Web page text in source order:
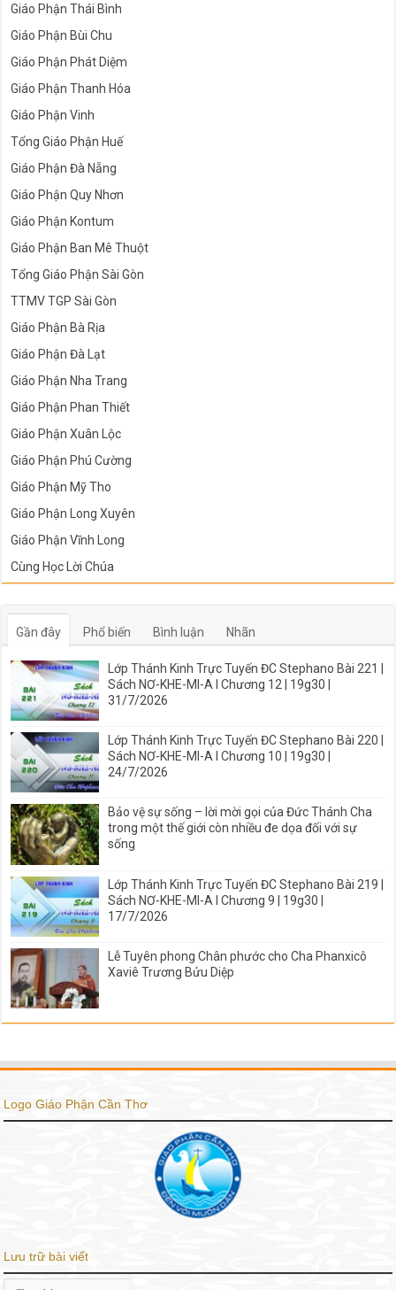
Giáo Phận Thái Bình
Giáo Phận Bùi Chu
Giáo Phận Phát Diệm
Giáo Phận Thanh Hóa
Giáo Phận Vinh
Tổng Giáo Phận Huế
Giáo Phận Đà Nẵng
Giáo Phận Quy Nhơn
Giáo Phận Kontum
Giáo Phận Ban Mê Thuột
Tổng Giáo Phận Sài Gòn
TTMV TGP Sài Gòn
Giáo Phận Bà Rịa
Giáo Phận Đà Lạt
Giáo Phận Nha Trang
Giáo Phận Phan Thiết
Giáo Phận Xuân Lộc
Giáo Phận Phú Cường
Giáo Phận Mỹ Tho
Giáo Phận Long Xuyên
Giáo Phận Vĩnh Long
Cùng Học Lời Chúa
Gần đây Phổ biến Bình luận Nhãn
Lớp Thánh Kinh Trực Tuyến ĐC Stephano Bài 221 |
Sách NƠ-KHE-MI-A I Chương 12 | 19g30 |
31/7/2026
Lớp Thánh Kinh Trực Tuyến ĐC Stephano Bài 220 |
Sách NƠ-KHE-MI-A I Chương 10 | 19g30 |
24/7/2026
Bảo vệ sự sống – lời mời gọi của Đức Thánh Cha
trong một thế giới còn nhiều đe dọa đối với sự
sống
Lớp Thánh Kinh Trực Tuyến ĐC Stephano Bài 219 |
Sách NƠ-KHE-MI-A I Chương 9 | 19g30 |
17/7/2026
Lễ Tuyên phong Chân phước cho Cha Phanxicô
Xaviê Trương Bửu Diệp
Logo Giáo Phận Cần Thơ
Lưu trữ bài viết
Lưu